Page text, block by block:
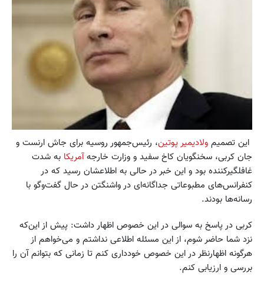
این تصمیم ولادیمیر پوتین، رئیس‌جمهور روسیه برای جاش ارنست و
جان کربی، سخنگویان کاخ سفید و وزارت خارجهآمریکا به شدت
غافلگیر‌کننده بود و این خبر در حالی به اطلاعشان رسید که در
کنفرانس‌های مطبوعاتی جداگانه‌ای در واشنگتن در حال گفت‌وگو با
رسانه‌ها بودند.
کربی در پاسخ به سوالی در این خصوص اظهار داشت: پیش از این‌که
نزد شما حاضر شوم، از این مسئله اطلاعی نداشتم و می‌خواهم از
هرگونه اظهارنظر در این خصوص خودداری کنم تا زمانی که بتوانم آن را
بررسی و ارزیابی کنم.